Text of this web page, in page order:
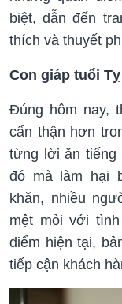
biệt, dẫn đến
thích và thuyết
Con giáp tuổi Tỵ
Đúng hôm nay,
cẩn thận hơn
từng lời ăn
đó mà làm hại
khăn, nhiều
mệt mỏi với
điểm hiện tại,
tiếp cận khách